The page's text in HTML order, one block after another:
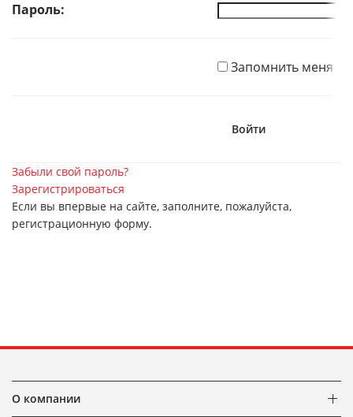
Пароль:
Запомнить меня
Забыли свой пароль?
Зарегистрироваться
Если вы впервые на сайте, заполните, пожалуйста,
регистрационную форму.
О компании